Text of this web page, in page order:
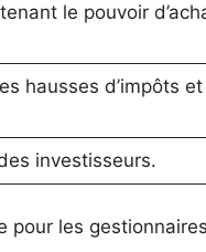
le pouvoir
hausses d’impôts
investisseurs.
pour les